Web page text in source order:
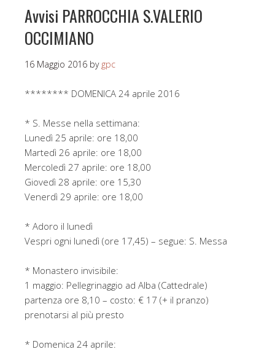
Avvisi PARROCCHIA S.VALERIO
OCCIMIANO
16 Maggio 2016 by gpc
******** DOMENICA 24 aprile 2016
* S. Messe nella settimana:
Lunedì 25 aprile: ore 18,00
Martedì 26 aprile: ore 18,00
Mercoledì 27 aprile: ore 18,00
Giovedì 28 aprile: ore 15,30
Venerdì 29 aprile: ore 18,00
* Adoro il lunedì
Vespri ogni lunedì (ore 17,45) – segue: S. Messa
* Monastero invisibile:
1 maggio: Pellegrinaggio ad Alba (Cattedrale)
partenza ore 8,10 – costo: € 17 (+ il pranzo)
prenotarsi al più presto
* Domenica 24 aprile: